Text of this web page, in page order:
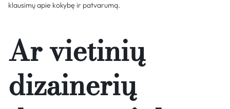
klausimų apie kokybę ir patvarumą.
Ar vietinių
dizainerių